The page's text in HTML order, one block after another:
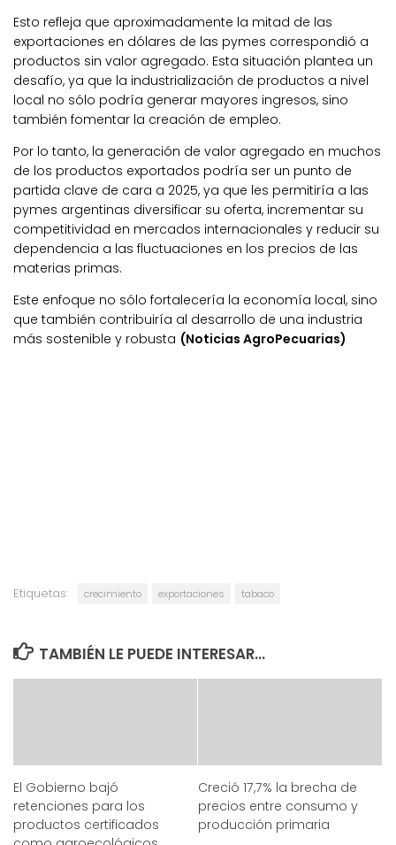
Esto refleja que aproximadamente la mitad de las
exportaciones en dólares de las pymes correspondió a
productos sin valor agregado. Esta situación plantea un
desafío, ya que la industrialización de productos a nivel
local no sólo podría generar mayores ingresos, sino
también fomentar la creación de empleo.
Por lo tanto, la generación de valor agregado en muchos
de los productos exportados podría ser un punto de
partida clave de cara a 2025, ya que les permitiría a las
pymes argentinas diversificar su oferta, incrementar su
competitividad en mercados internacionales y reducir su
dependencia a las fluctuaciones en los precios de las
materias primas.
Este enfoque no sólo fortalecería la economía local, sino
que también contribuiría al desarrollo de una industria
más sostenible y robusta (Noticias AgroPecuarias)
Etiquetas: crecimiento exportaciones tabaco
TAMBIÉN LE PUEDE INTERESAR...
El Gobierno bajó
retenciones para los
productos certificados
Creció 17,7% la brecha de
precios entre consumo y
producción primaria